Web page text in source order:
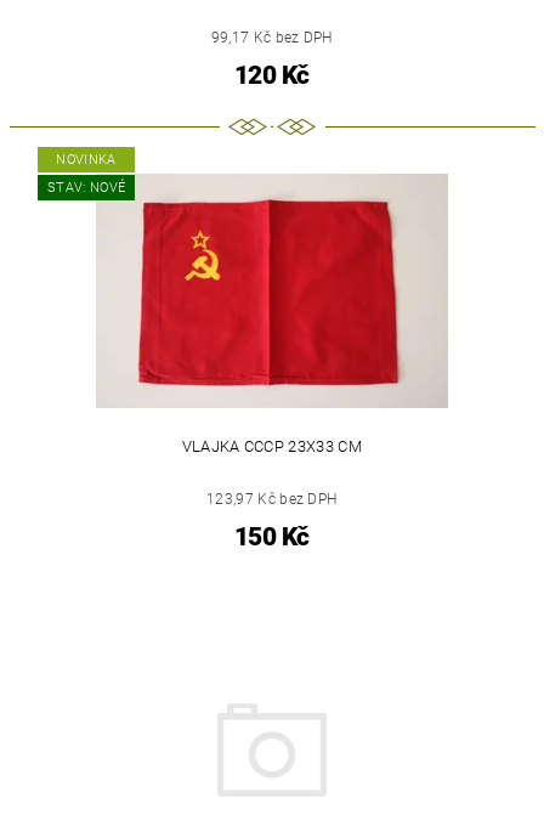
99,17 Kč bez DPH
120 Kč
NOVINKA
STAV: NOVÉ
VLAJKA CCCP 23X33 CM
123,97 Kč bez DPH
150 Kč